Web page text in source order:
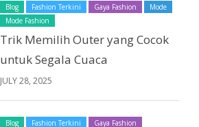
Blog Fashion Terkini Gaya Fashion
Mode
Mode Fashion
Trik Memilih Outer yang Cocok
untuk Segala Cuaca
JULY 28, 2025
Blog Fashion Terkini Gaya Fashion